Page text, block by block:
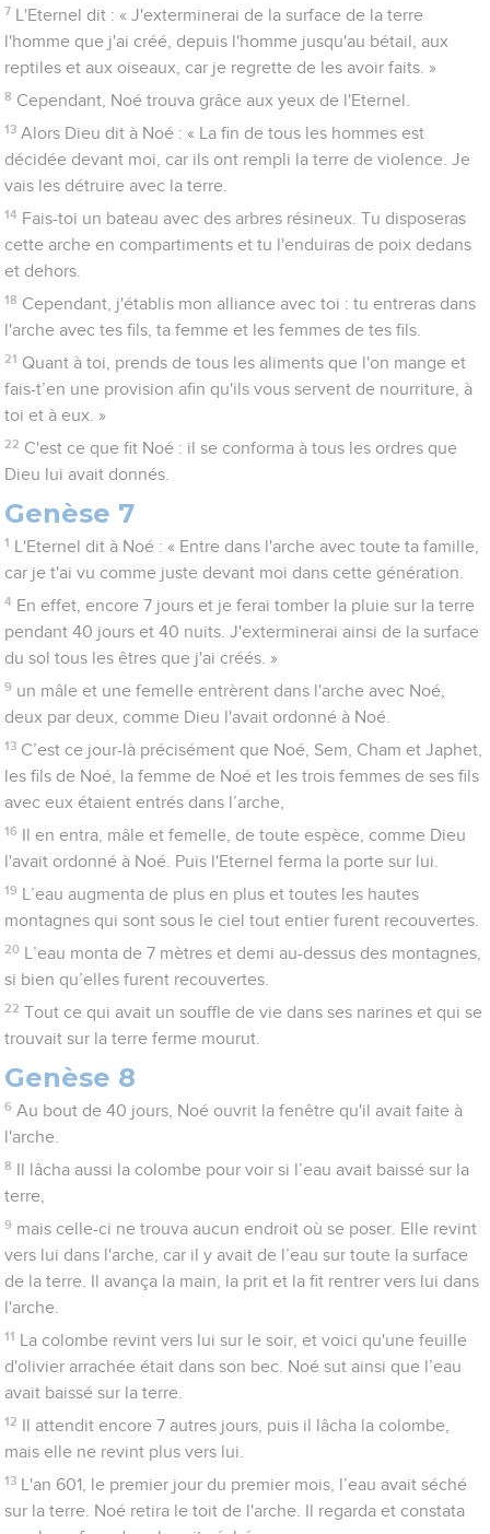
7
L'Eternel dit : « J'exterminerai de la surface de la terre
l'homme que j'ai créé, depuis l'homme jusqu'au bétail, aux
reptiles et aux oiseaux, car je regrette de les avoir faits. »
8 Cependant, Noé trouva grâce aux yeux de l'Eternel.
13 Alors Dieu dit à Noé : « La fin de tous les hommes est
décidée devant moi, car ils ont rempli la terre de violence. Je
vais les détruire avec la terre.
14 Fais-toi un bateau avec des arbres résineux. Tu disposeras
cette arche en compartiments et tu l'enduiras de poix dedans
et dehors.
18 Cependant, j'établis mon alliance avec toi : tu entreras dans
l'arche avec tes fils, ta femme et les femmes de tes fils.
21 Quant à toi, prends de tous les aliments que l'on mange et
fais-t’en une provision afin qu'ils vous servent de nourriture, à
toi et à eux. »
22 C'est ce que fit Noé : il se conforma à tous les ordres que
Dieu lui avait donnés.
Genèse 7
1
L'Eternel dit à Noé : « Entre dans l'arche avec toute ta famille,
car je t'ai vu comme juste devant moi dans cette génération.
4 En effet, encore 7 jours et je ferai tomber la pluie sur la terre
pendant 40 jours et 40 nuits. J'exterminerai ainsi de la surface
du sol tous les êtres que j'ai créés. »
9 un mâle et une femelle entrèrent dans l'arche avec Noé,
deux par deux, comme Dieu l'avait ordonné à Noé.
13 C’est ce jour-là précisément que Noé, Sem, Cham et Japhet,
les fils de Noé, la femme de Noé et les trois femmes de ses fils
avec eux étaient entrés dans l’arche,
16
Il en entra, mâle et femelle, de toute espèce, comme Dieu
l'avait ordonné à Noé. Puis l'Eternel ferma la porte sur lui.
19
L’eau augmenta de plus en plus et toutes les hautes
montagnes qui sont sous le ciel tout entier furent recouvertes.
20
L’eau monta de 7 mètres et demi au-dessus des montagnes,
si bien qu’elles furent recouvertes.
22 Tout ce qui avait un souffle de vie dans ses narines et qui se
trouvait sur la terre ferme mourut.
Genèse 8
6 Au bout de 40 jours, Noé ouvrit la fenêtre qu'il avait faite à
l'arche.
8
Il lâcha aussi la colombe pour voir si l’eau avait baissé sur la
terre,
9 mais celle-ci ne trouva aucun endroit où se poser. Elle revint
vers lui dans l'arche, car il y avait de l’eau sur toute la surface
de la terre. Il avança la main, la prit et la fit rentrer vers lui dans
l'arche.
11
La colombe revint vers lui sur le soir, et voici qu'une feuille
d'olivier arrachée était dans son bec. Noé sut ainsi que l’eau
avait baissé sur la terre.
12
Il attendit encore 7 autres jours, puis il lâcha la colombe,
mais elle ne revint plus vers lui.
13
L'an 601, le premier jour du premier mois, l’eau avait séché
sur la terre. Noé retira le toit de l'arche. Il regarda et constata